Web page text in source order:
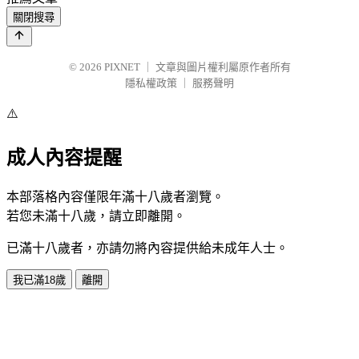
關閉搜尋
© 2026 PIXNET
文章與圖片權利屬原作者所有
隱私權政策
服務聲明
⚠️
成人內容提醒
本部落格內容僅限年滿十八歲者瀏覽。
若您未滿十八歲，請立即離開。
已滿十八歲者，亦請勿將內容提供給未成年人士。
我已滿18歲 離開